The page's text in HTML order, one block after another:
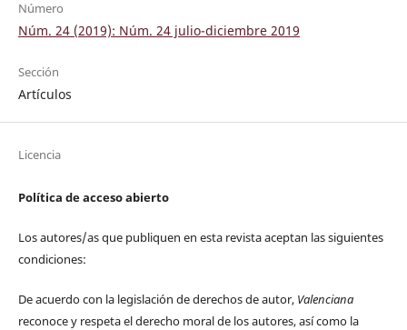
Número
Núm. 24 (2019): Núm. 24 julio-diciembre 2019
Sección
Artículos
Licencia
Política de acceso abierto
Los autores/as que publiquen en esta revista aceptan las siguientes
condiciones:
De acuerdo con la legislación de derechos de autor, Valenciana
reconoce y respeta el derecho moral de los autores, así como la